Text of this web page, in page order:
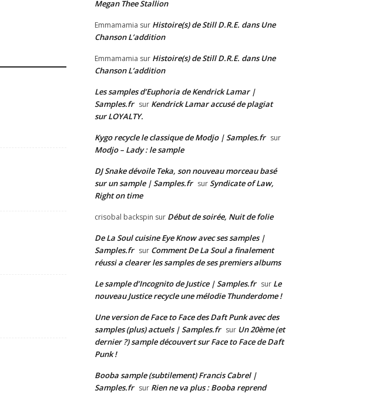
Megan Thee Stallion
Emmamamia sur Histoire(s) de Still D.R.E. dans Une
Chanson L’addition
Emmamamia sur Histoire(s) de Still D.R.E. dans Une
Chanson L’addition
Les samples d’Euphoria de Kendrick Lamar |
Samples.fr sur Kendrick Lamar accusé de plagiat
sur LOYALTY.
Kygo recycle le classique de Modjo | Samples.fr sur
Modjo – Lady : le sample
DJ Snake dévoile Teka, son nouveau morceau basé
sur un sample | Samples.fr surSyndicate of Law,
Right on time
crisobal backspin sur Début de soirée, Nuit de folie
De La Soul cuisine Eye Know avec ses samples |
Samples.fr sur Comment De La Soul a finalement
réussi a clearer les samples de ses premiers albums
Le sample d’Incognito de Justice | Samples.fr sur Le
nouveau Justice recycle une mélodie Thunderdome !
Une version de Face to Face des Daft Punk avec des
samples (plus) actuels | Samples.fr sur Un 20ème (et
dernier ?) sample découvert sur Face to Face de Daft
Punk !
Booba sample (subtilement) Francis Cabrel |
Samples.fr sur Rien ne va plus : Booba reprend